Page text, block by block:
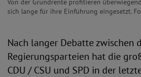
Von der Grundrente profitieren
sich lange für ihre Einführung eingesetzt.
Nach langer Debatte zwischen
Regierungsparteien hat die
CDU / CSU und SPD in der